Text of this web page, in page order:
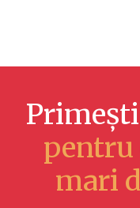
pentru
mari